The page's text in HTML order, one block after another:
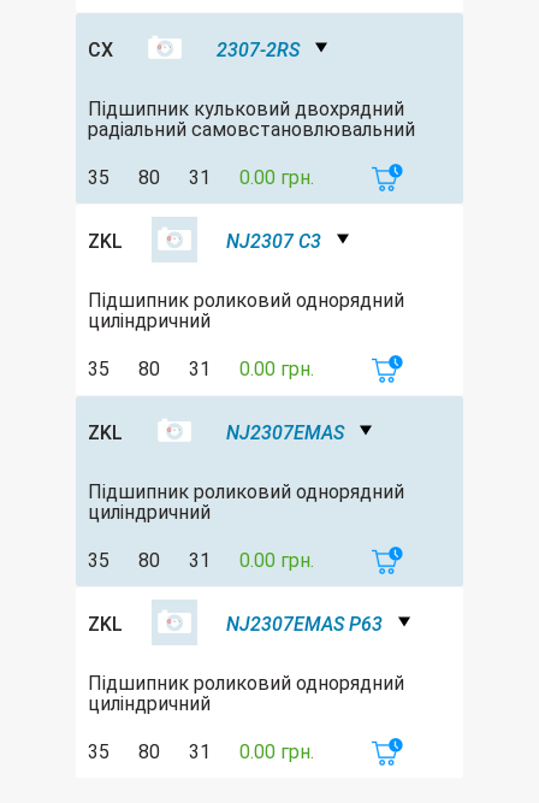
CX 2307-2RS
Підшипник кульковий двохрядний
радіальний самовстановлювальний
35 80 31 0.00 грн.
ZKL NJ2307 C3
Підшипник роликовий однорядний
циліндричний
35 80 31 0.00 грн.
ZKL NJ2307EMAS
Підшипник роликовий однорядний
циліндричний
35 80 31 0.00 грн.
ZKL NJ2307EMAS P63
Підшипник роликовий однорядний
циліндричний
35 80 31 0.00 грн.